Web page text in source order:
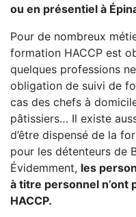
ou en présentiel à
Pour de nombreux
formation HACCP est
quelques professions
obligation de suivi de
cas des chefs à
pâtissiers… Il existe
d’être dispensé de la
pour les détenteurs de
Évidemment, les
à titre personnel n’ont
HACCP.